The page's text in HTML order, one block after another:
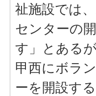
祉施設では
センターの
す」とある
甲西にボラ
ーを開設す